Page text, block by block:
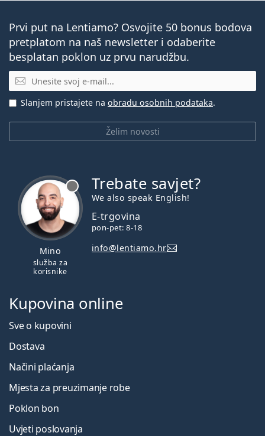
Prvi put na Lentiamo? Osvojite 50 bonus bodova
pretplatom na naš newsletter i odaberite
besplatan poklon uz prvu narudžbu.
E-mail
Želim novosti
Slanjem pristajete na obradu osobnih podataka.
Mino
služba za
korisnike
Trebate savjet?
We also speak English!
E-trgovina
pon-pet: 8-18
info@lentiamo.hr
Kupovina online
Sve o kupovini
Dostava
Načini plaćanja
Mjesta za preuzimanje robe
Poklon bon
Uvjeti poslovanja